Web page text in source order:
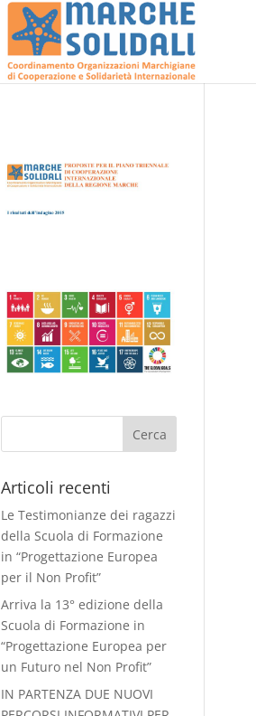
Articoli recenti
Le Testimonianze dei ragazzi
della Scuola di Formazione
in “Progettazione Europea
per il Non Profit”
Arriva la 13° edizione della
Scuola di Formazione in
“Progettazione Europea per
un Futuro nel Non Profit”
IN PARTENZA DUE NUOVI